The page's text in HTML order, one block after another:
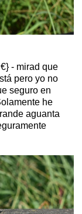
- mirad que
pero yo no
seguro en
he
aguanta